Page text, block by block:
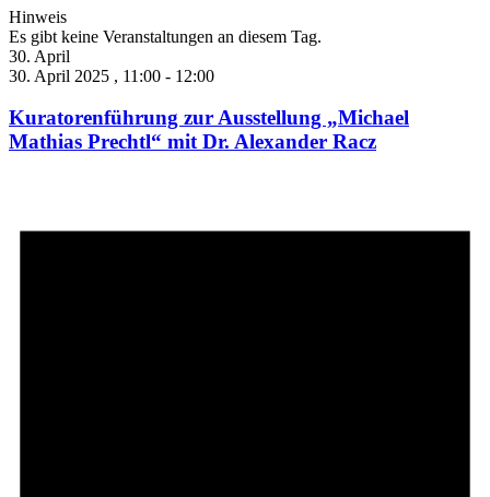
Hinweis
Es gibt keine Veranstaltungen an diesem Tag.
30. April
30. April 2025 , 11:00 - 12:00
Kuratorenführung zur Ausstellung „Michael
Mathias Prechtl“ mit Dr. Alexander Racz